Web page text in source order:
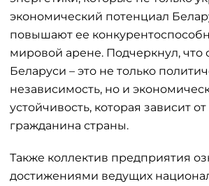
экономический потенциал
повышают ее
мировой арене. Подчеркнул, что
Беларуси – это не только
независимость, но и
устойчивость, которая зависит
гражданина страны.
Также коллектив предприятия
достижениями ведущих